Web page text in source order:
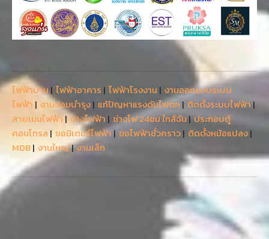
ไฟฟ้าบ้าน| ไฟฟ้าอาคาร | ไฟฟ้าโรงงาน | งานออกแบบระบบ
ไฟฟ้า | งานซ่อมบำรุง| แก้ปัญหาแรงดันไฟตก | ติดตั้งระบบไฟฟ้า|
สายเมนไฟฟ้า|ช่างไฟฟ้า | ช่างไฟ 24ชม ใกล้ฉัน|ประกอบตู้
คอนโทรล | ขอมิเตอร์ไฟฟ้า | ขอไฟฟ้าชั่วคราว| ติดตั้งหม้อแปลง|
MDB| งานใหญ่|งานเล็ก